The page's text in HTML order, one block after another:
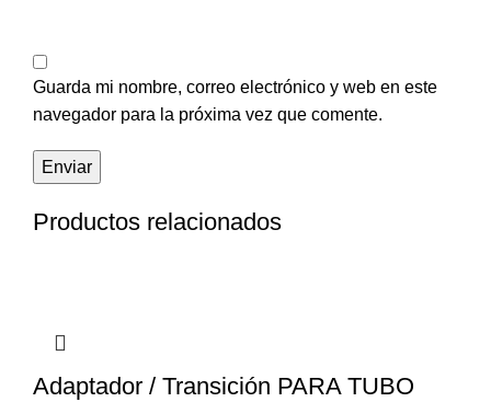
Guarda mi nombre, correo electrónico y web en este
navegador para la próxima vez que comente.
Productos relacionados
Adaptador / Transición PARA TUBO